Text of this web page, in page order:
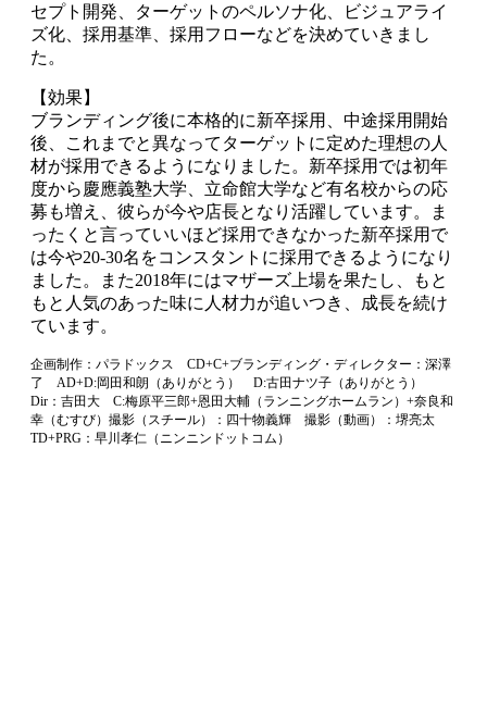
セプト開発、ターゲットのペルソナ化、ビジュアライ
ズ化、採用基準、採用フローなどを決めていきまし
た。
【効果】
ブランディング後に本格的に新卒採用、中途採用開始
後、これまでと異なってターゲットに定めた理想の人
材が採用できるようになりました。新卒採用では初年
度から慶應義塾大学、立命館大学など有名校からの応
募も増え、彼らが今や店長となり活躍しています。ま
ったくと言っていいほど採用できなかった新卒採用で
は今や20-30名をコンスタントに採用できるようになり
ました。また2018年にはマザーズ上場を果たし、もと
もと人気のあった味に人材力が追いつき、成長を続け
ています。
企画制作：パラドックス CD+C+ブランディング・ディレクター：深澤
了 AD+D:岡田和朗（ありがとう） D:古田ナツ子（ありがとう）
Dir：吉田大 C:梅原平三郎+恩田大輔（ランニングホームラン）+奈良和
幸（むすび）撮影（スチール）：四十物義輝 撮影（動画）：堺亮太
TD+PRG：早川孝仁（ニンニンドットコム）